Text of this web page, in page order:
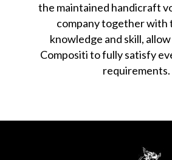
the maintained handicraft
company together with
knowledge and skill,
Compositi to fully satisfy
requirements.